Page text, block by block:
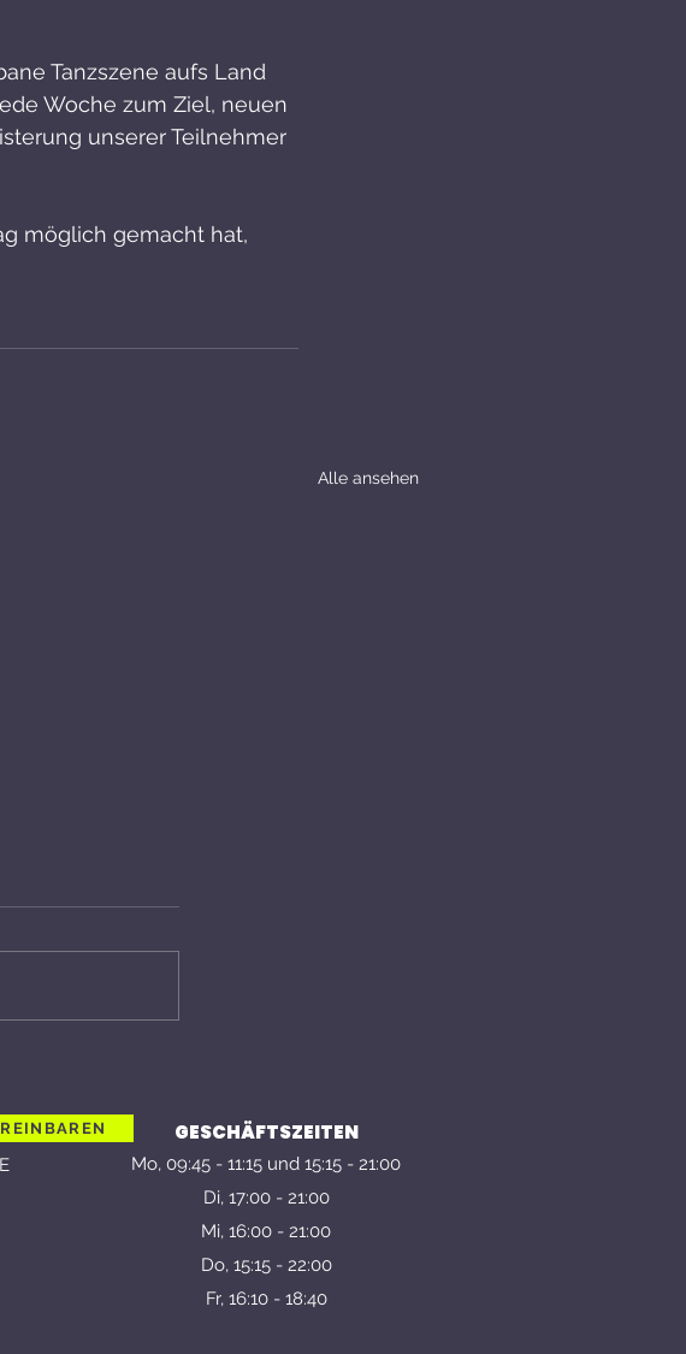
Tanzszene aufs Land
Woche zum Ziel, neuen
unserer Teilnehmer
möglich gemacht hat,
Alle ansehen
GESCHÄFTSZEITEN
Mo, 09:45 - 11:15 und 15:15 - 21:00
Di, 17:00 - 21:00
Mi, 16:00 - 21:00
Do, 15:15 - 22:00
Fr, 16:10 - 18:40